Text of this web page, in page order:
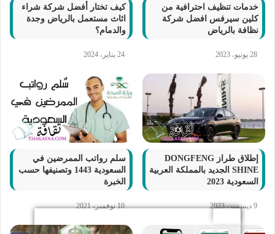
خدمات تنظيف احترافية من
كلين سيرفس افضل شركة
نظافة بالرياض
28 يونيو، 2023
كيف تختار أفضل شركة شراء
اثاث مستعمل بالرياض وجدة
والدمام؟
24 يناير، 2024
إطلاق طراز DONGFENG
SHINE الجديد بالمملكة العربية
السعودية 2023
9 ديسمبر، 2023
سلم رواتب الممرضين في
السعودية 1443 وتصنيفها حسب
الخبرة
10 نوفمبر، 2021